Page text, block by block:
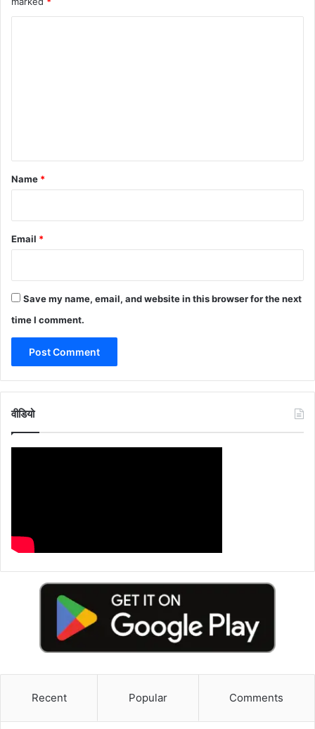
*
Name *
Email *
Save my name, email, and website in this browser for the next
time I comment.
वीडियो
Recent Popular Comments